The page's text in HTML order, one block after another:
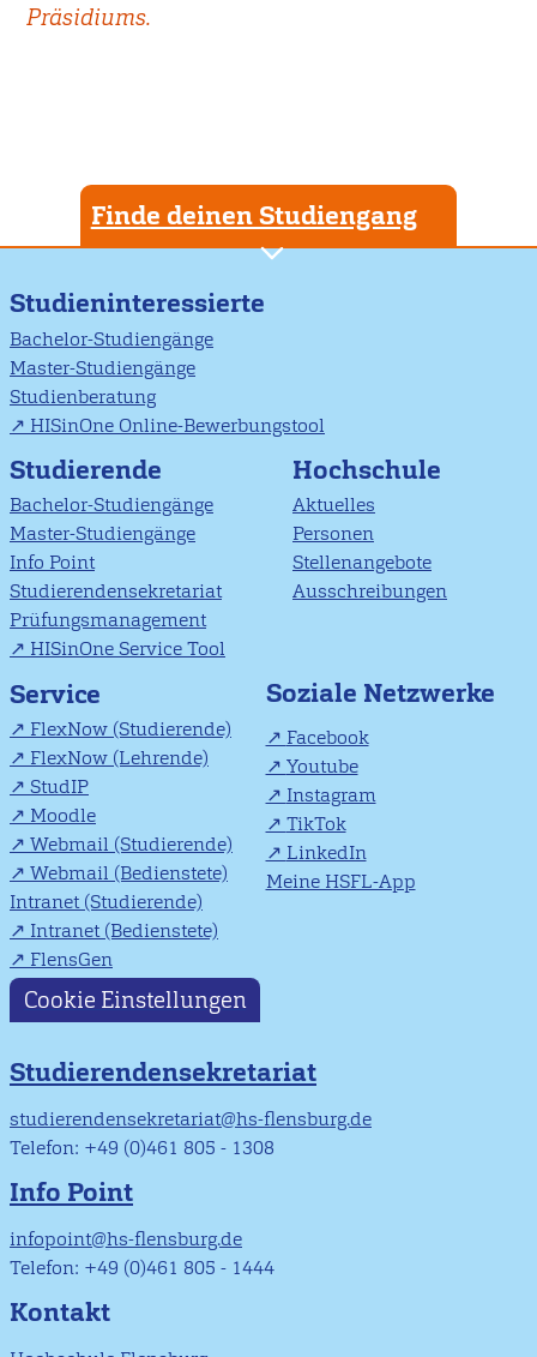
Präsidiums.
Finde deinen Studiengang
Studieninteressierte
Bachelor-Studiengänge
Master-Studiengänge
Studienberatung
HISinOne Online-Bewerbungstool
Studierende
Bachelor-Studiengänge
Master-Studiengänge
Info Point
Studierendensekretariat
Prüfungsmanagement
HISinOne Service Tool
Hochschule
Aktuelles
Personen
Stellenangebote
Ausschreibungen
Service
FlexNow (Studierende)
FlexNow (Lehrende)
StudIP
Moodle
Webmail (Studierende)
Webmail (Bedienstete)
Intranet (Studierende)
Intranet (Bedienstete)
FlensGen
Soziale Netzwerke
Facebook
Youtube
Instagram
TikTok
LinkedIn
Meine HSFL-App
Cookie Einstellungen
Studierendensekretariat
studierendensekretariat@hs-flensburg.de
Telefon: +49 (0)461 805 - 1308
Info Point
infopoint@hs-flensburg.de
Telefon: +49 (0)461 805 - 1444
Kontakt